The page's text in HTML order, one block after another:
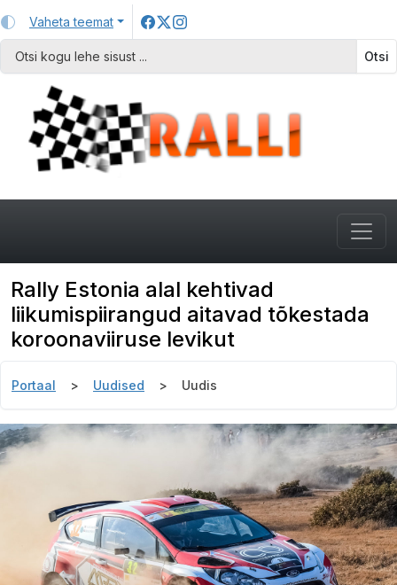
Vaheta teemat
Otsi
Rally Estonia alal kehtivad
liikumispiirangud aitavad tõkestada
koroonaviiruse levikut
Portaal Uudised Uudis